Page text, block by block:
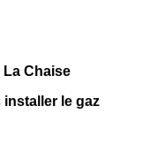
La Chaise
le gaz